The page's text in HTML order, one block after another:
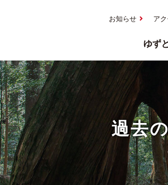
お知らせ ア
ゆず
過去